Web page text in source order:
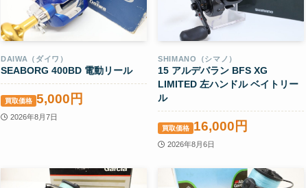
DAIWA（ダイワ）
SEABORG 400BD 電動リール
買取価格 5,000円
2026年8月7日
SHIMANO（シマノ）
15 アルデバラン BFS XG
LIMITED 左ハンドル ベイトリー
ル
買取価格 16,000円
2026年8月6日